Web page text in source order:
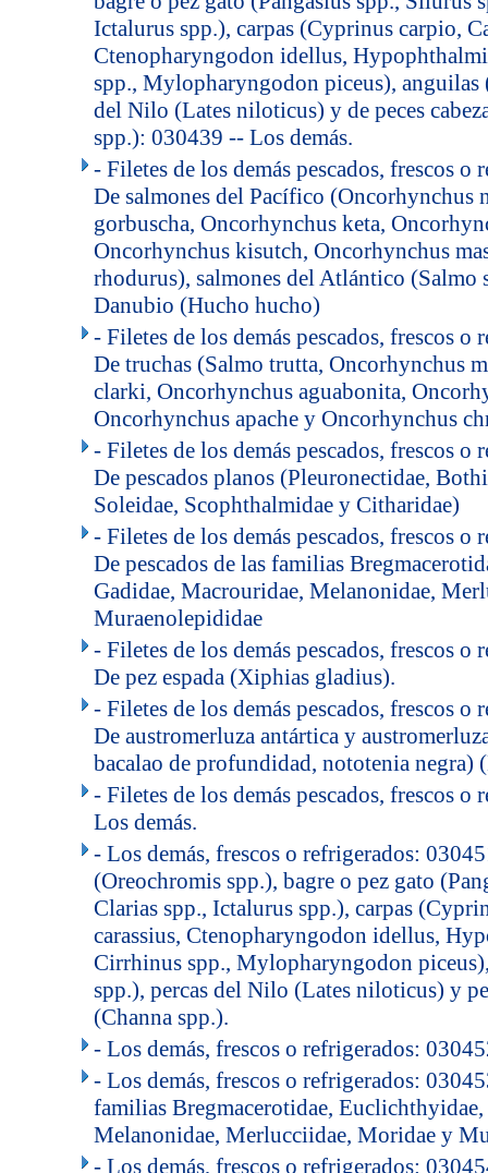
Ictalurus spp.), carpas (Cyprinus carpio,
Ctenopharyngodon idellus,
spp., Mylopharyngodon piceus), anguilas
del Nilo (Lates niloticus) y de peces
spp.): 030439 -- Los demás.
- Filetes de los demás pescados, frescos
De salmones del Pacífico (Oncorhynchus
gorbuscha, Oncorhynchus keta,
Oncorhynchus kisutch, Oncorhynchus
rhodurus), salmones del Atlántico (Salmo
Danubio (Hucho hucho)
- Filetes de los demás pescados, frescos
De truchas (Salmo trutta, Oncorhynchus
clarki, Oncorhynchus aguabonita,
Oncorhynchus apache y Oncorhynchus
- Filetes de los demás pescados, frescos
De pescados planos (Pleuronectidae,
Soleidae, Scophthalmidae y Citharidae)
- Filetes de los demás pescados, frescos
De pescados de las familias
Gadidae, Macrouridae, Melanonidae,
Muraenolepididae
- Filetes de los demás pescados, frescos
De pez espada (Xiphias gladius).
- Filetes de los demás pescados, frescos
De austromerluza antártica y
bacalao de profundidad, nototenia negra)
- Filetes de los demás pescados, frescos
Los demás.
- Los demás, frescos o refrigerados:
(Oreochromis spp.), bagre o pez gato
Clarias spp., Ictalurus spp.), carpas
carassius, Ctenopharyngodon idellus,
Cirrhinus spp., Mylopharyngodon
spp.), percas del Nilo (Lates niloticus) y
(Channa spp.).
- Los demás, frescos o refrigerados:
- Los demás, frescos o refrigerados:
familias Bregmacerotidae,
Melanonidae, Merlucciidae, Moridae y
- Los demás, frescos o refrigerados: